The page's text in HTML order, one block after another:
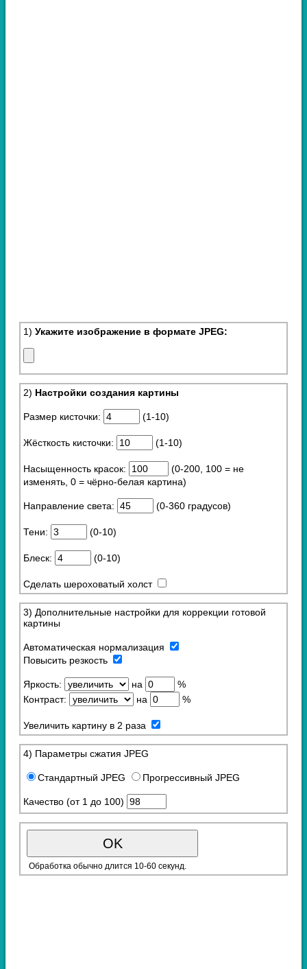
1) Укажите изображение в формате JPEG:
2) Настройки создания картины
Размер кисточки: (1-10)
Жёсткость кисточки: (1-10)
Насыщенность красок:
(0-200, 100 = не
изменять, 0 = чёрно-белая картина)
Направление света: (0-360 градусов)
Тени: (0-10)
Блеск: (0-10)
Сделать шероховатый холст
3) Дополнительные настройки для коррекции готовой
картины
Автоматическая нормализация
Повысить резкость
Яркость: на
%
Контраст:
на %
Увеличить картину в 2 раза
4) Параметры сжатия JPEG
Стандартный JPEG Прогрессивный JPEG
Качество (от 1 до 100)
Обработка обычно длится 10-60 секунд.